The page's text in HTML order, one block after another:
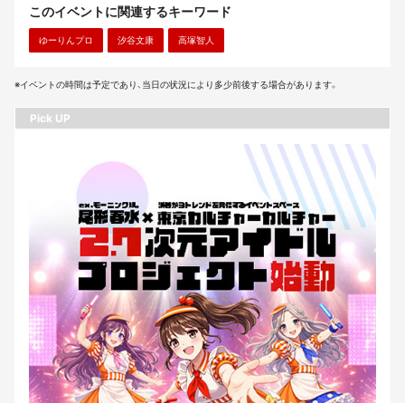
このイベントに関連するキーワード
ゆーりんプロ 汐谷文康 高塚智人
※イベントの時間は予定であり、当日の状況により多少前後する場合があります。
Pick UP